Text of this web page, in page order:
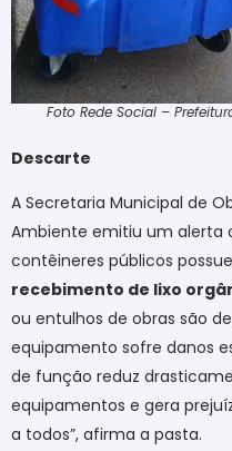
Foto Rede Social –
Descarte
A Secretaria Municipal de
Ambiente emitiu um alerta
contêineres públicos
recebimento de lixo
ou entulhos de obras são
equipamento sofre danos
de função reduz
equipamentos e gera
a todos”, afirma a pasta.